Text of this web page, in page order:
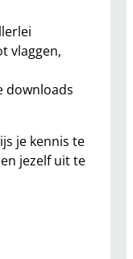
vlaggen,
downloads
je kennis te
jezelf uit te